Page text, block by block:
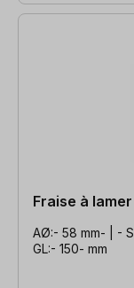
Fraise à
AØ:- 58 mm- | -
GL:- 150- mm